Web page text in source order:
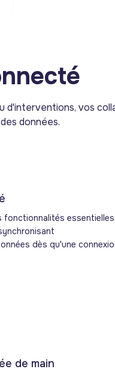
d'interventions, vos
données.
fonctionnalités essentielles
dès qu'une
de main